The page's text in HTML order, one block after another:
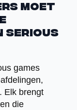
moet
serious
games
Elk brengt
die